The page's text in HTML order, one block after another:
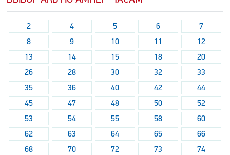
2 4 5 6
7
8
9 10 11
12
13
14 15 18
20
26
28 30 32
33
35
36 40 42
44
45
47 48 50
52
53
54 55 58
60
62
63 64 65
66
68
70 72 73
74